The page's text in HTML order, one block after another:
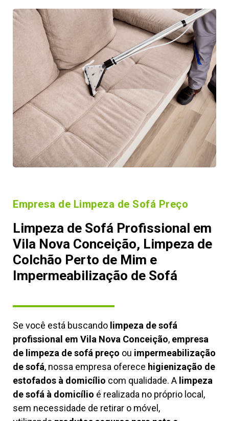
Empresa de Limpeza de Sofá Preço
Limpeza de Sofá Profissional em
Vila Nova Conceição, Limpeza de
Colchão Perto de Mim e
Impermeabilização de Sofá
Se você está buscando limpeza de sofá
profissional em Vila Nova Conceição, empresa
de limpeza de sofá preço ou impermeabilização
de sofá, nossa empresa oferece higienização de
estofados à domicílio com qualidade. A limpeza
de sofá à domicílio é realizada no próprio local,
sem necessidade de retirar o móvel,